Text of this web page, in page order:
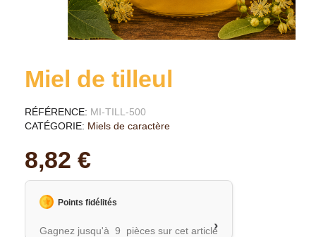
Miel de tilleul
RÉFÉRENCE MI-TILL-500
CATÉGORIE Miels de caractère
8,82 €
Points fidélités
Gagnez jusqu'à 9 pièces sur cet article›